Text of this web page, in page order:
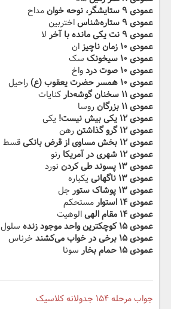
عمودی ۹ ستایشگر، نوحه خوان
مداح
عمودی ۹ ستاره‌شناس
اختربین
عمودی ۹ نت یکی مانده با آخر
لا
عمودی ۱۰ زمان ناچیز
ان
عمودی ۱۰ سیخونک
سک
عمودی ۱۰ صوت درد
واخ
عمودی ۱۰ همسر حضرت یعقوب (ع)
راحیل
عمودی ۱۱ سخنان گوشه‌دار
کنایات
عمودی ۱۱ بزرگان
روسا
عمودی ۱۲ یکی بیش نیست!
یکی
عمودی ۱۲ گرو گذاشتن
رهن
عمودی ۱۲ بخش مساوی از قرض بانکی
قسط
عمودی ۱۲ شهری در آمریکا
رنو
عمودی ۱۳ پسوند طی کردن
نورد
عمودی ۱۳ ناگهانی
یکباره
عمودی ۱۳ پوشاک ستور
جل
عمودی ۱۴ استوار
مستحکم
عمودی ۱۴ مقام الهی
الوهیت
عمودی ۱۵ کوچکترین واحد موجود زنده
سلول
عمودی ۱۵ برخی در خواب می‌کشند
خرناس
عمودی ۱۵ حمام بخار
سونا
جواب مرحله ۱۵۴ جدولانه کلاسیک